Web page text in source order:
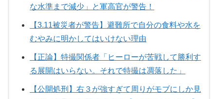
な水準まで減少」と軍高官が警告！
【3.11被災者が警告】避難所で自分の食料や水を
むやみに明かしてはいけない理由
【正論】特撮関係者「ヒーローが苦戦して勝利す
る展開はいらない。それで特撮は凋落した」
【公開処刑】右３が強すぎて周りがモブにしか見